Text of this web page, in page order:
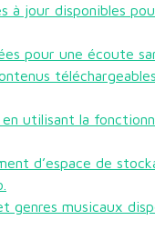
à jour disponibles
pour une écoute
utilisant la
d’espace de
musicaux